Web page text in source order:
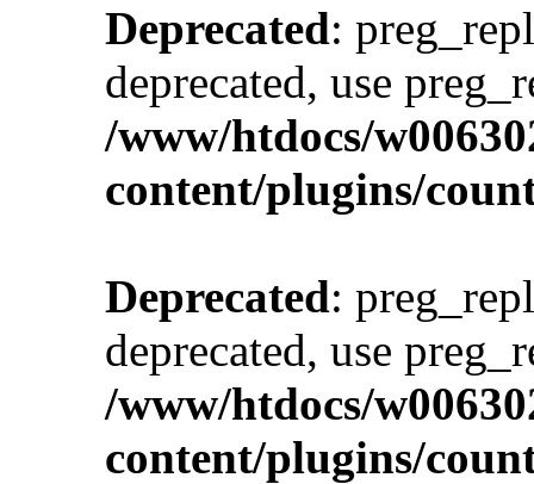
Deprecated:
deprecated, use
/www/htdocs/
content/plugins/
Deprecated:
deprecated, use
/www/htdocs/
content/plugins/